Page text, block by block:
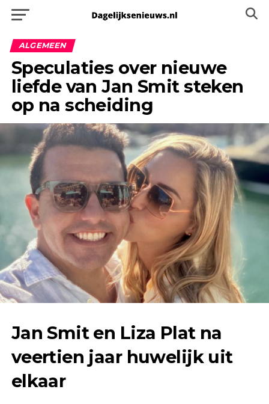
ALGEMEEN
Speculaties over nieuwe
liefde van Jan Smit steken
op na scheiding
Jan Smit en Liza Plat na
veertien jaar huwelijk uit
elkaar